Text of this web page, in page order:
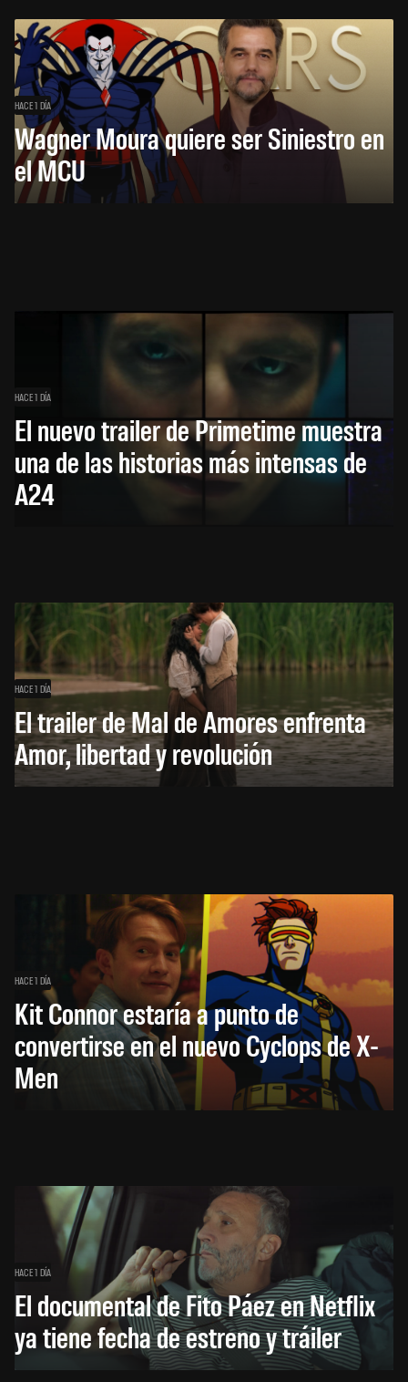
HACE 1 DÍA
Wagner Moura quiere ser Siniestro en
el MCU
HACE 1 DÍA
El nuevo trailer de Primetime muestra
una de las historias más intensas de
A24
HACE 1 DÍA
El trailer de Mal de Amores enfrenta
Amor, libertad y revolución
HACE 1 DÍA
Kit Connor estaría a punto de
convertirse en el nuevo Cyclops de X-
Men
HACE 1 DÍA
El documental de Fito Páez en Netflix
ya tiene fecha de estreno y tráiler